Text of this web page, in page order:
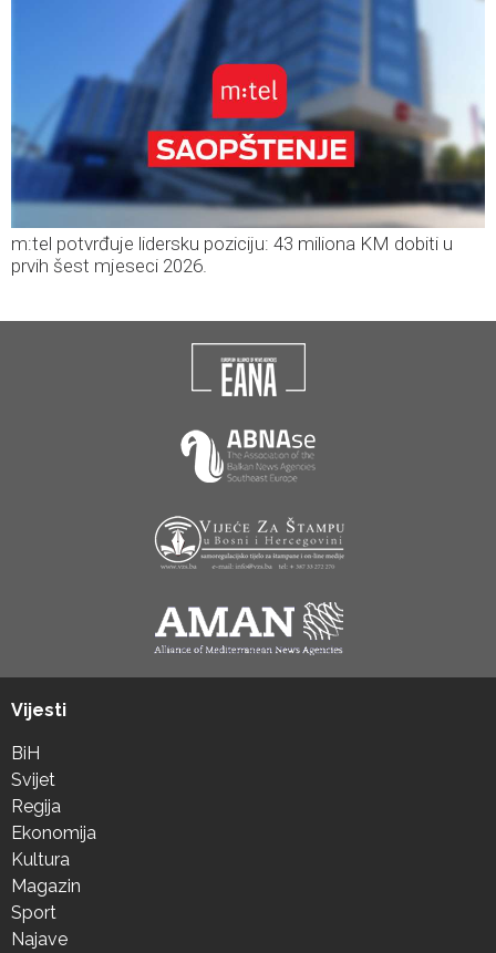
m:tel potvrđuje lidersku poziciju: 43 miliona KM dobiti u
prvih šest mjeseci 2026.
Vijesti
BiH
Svijet
Regija
Ekonomija
Kultura
Magazin
Sport
Najave